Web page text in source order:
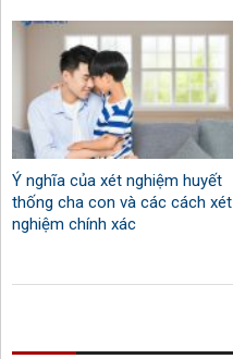
Ý nghĩa của xét nghiệm huyết
thống cha con và các cách xét
nghiệm chính xác